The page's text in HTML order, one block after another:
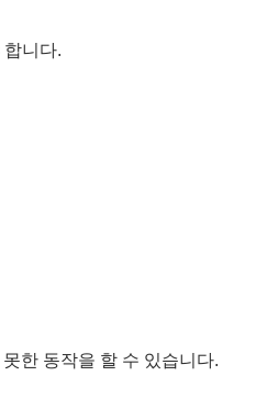
니다.
한 동작을 할 수 있습니다.